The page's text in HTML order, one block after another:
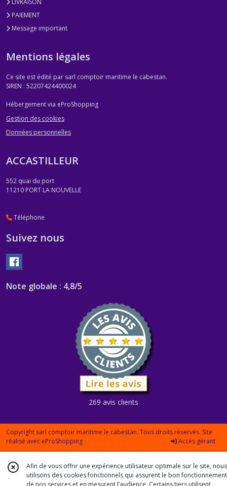
LIVRAISON
PAIEMENT
Message important
Mentions légales
Ce site est édité par sarl comptoir maritime le cabestan.
SIREN : 52207424400024
Hébergement via eProShopping
Gestion des cookies
Données personnelles
ACCASTILLEUR
552 quai du port
11210 PORT LA NOUVELLE
Téléphone
Suivez nous
Note globale : 4,8/5
269 avis clients
Copyright sarl comptoir maritime le cabestan. Tous droits réservés. Site
réalisé avec eProShopping Accès gérant
Afin de vous offrir une expérience utilisateur optimale sur le site, nous
utilisons des cookies fonctionnels qui assurent le bon fonctionnement
de nos services et en mesurent l’audience. Certains tiers utilisent